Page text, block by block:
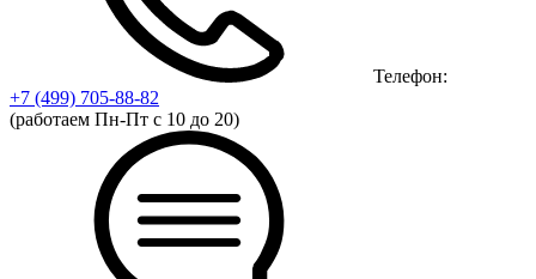
Телефон:
+7 (499) 705-88-82
(работаем Пн-Пт с 10 до 20)